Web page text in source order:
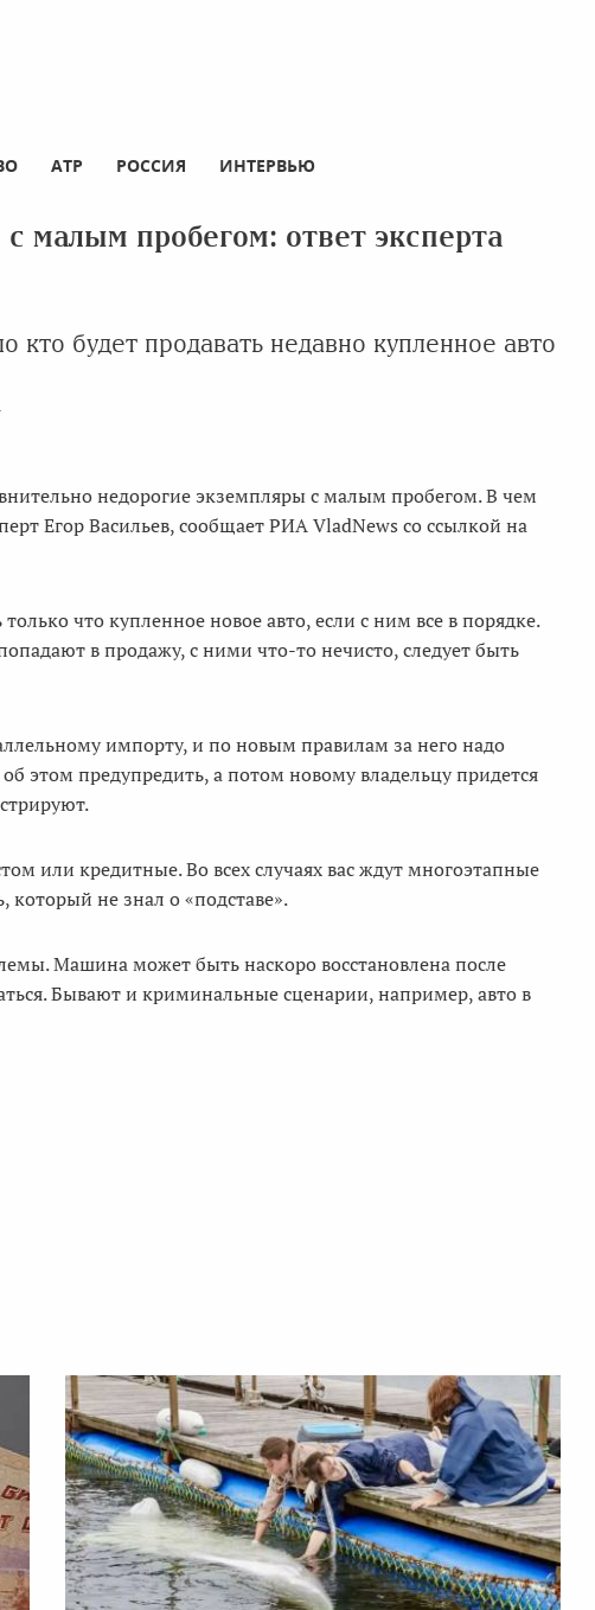
АТР РОССИЯ ИНТЕРВЬЮ
малым пробегом: ответ эксперта
кто будет продавать недавно купленное авто
недорогие экземпляры с малым пробегом. В чем
Егор Васильев, сообщает РИА VladNews со ссылкой на
что купленное новое авто, если с ним все в порядке.
в продажу, с ними что-то нечисто, следует быть
импорту, и по новым правилам за него надо
этом предупредить, а потом новому владельцу придется
или кредитные. Во всех случаях вас ждут многоэтапные
который не знал о «подставе».
Машина может быть наскоро восстановлена после
Бывают и криминальные сценарии, например, авто в